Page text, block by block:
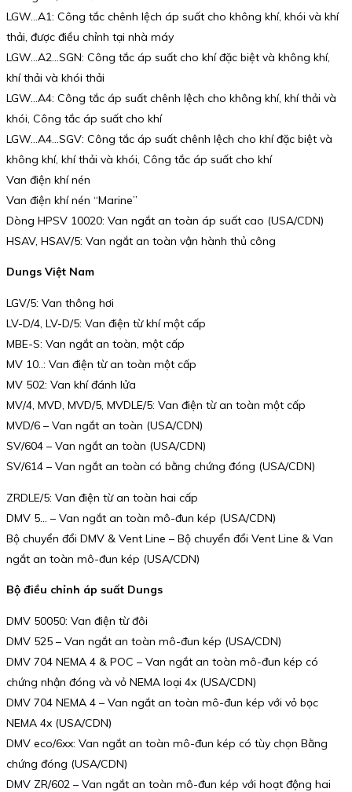
LGW…A1: Công tắc chênh lệch áp suất cho không khí, khói và khí
thải, được điều chỉnh tại nhà máy
LGW…A2…SGN: Công tắc áp suất cho khí đặc biệt và không khí,
khí thải và khói thải
LGW…A4: Công tắc áp suất chênh lệch cho không khí, khí thải và
khói, Công tắc áp suất cho khí
LGW…A4…SGV: Công tắc áp suất chênh lệch cho khí đặc biệt và
không khí, khí thải và khói, Công tắc áp suất cho khí
Van điện khí nén
Van điện khí nén “Marine”
Dòng HPSV 10020: Van ngắt an toàn áp suất cao (USA/CDN)
HSAV, HSAV/5: Van ngắt an toàn vận hành thủ công
Dungs Việt Nam
LGV/5: Van thông hơi
LV-D/4, LV-D/5: Van điện từ khí một cấp
MBE-S: Van ngắt an toàn, một cấp
MV 10..: Van điện từ an toàn một cấp
MV 502: Van khí đánh lửa
MV/4, MVD, MVD/5, MVDLE/5: Van điện từ an toàn một cấp
MVD/6 – Van ngắt an toàn (USA/CDN)
SV/604 – Van ngắt an toàn (USA/CDN)
SV/614 – Van ngắt an toàn có bằng chứng đóng (USA/CDN)
ZRDLE/5: Van điện từ an toàn hai cấp
DMV 5… – Van ngắt an toàn mô-đun kép (USA/CDN)
Bộ chuyển đổi DMV & Vent Line – Bộ chuyển đổi Vent Line & Van
ngắt an toàn mô-đun kép (USA/CDN)
Bộ điều chỉnh áp suất Dungs
DMV 50050: Van điện từ đôi
DMV 525 – Van ngắt an toàn mô-đun kép (USA/CDN)
DMV 704 NEMA 4 & POC – Van ngắt an toàn mô-đun kép có
chứng nhận đóng và vỏ NEMA loại 4x (USA/CDN)
DMV 704 NEMA 4 – Van ngắt an toàn mô-đun kép với vỏ bọc
NEMA 4x (USA/CDN)
DMV eco/6xx: Van ngắt an toàn mô-đun kép có tùy chọn Bằng
chứng đóng (USA/CDN)
DMV ZR/602 – Van ngắt an toàn mô-đun kép với hoạt động hai